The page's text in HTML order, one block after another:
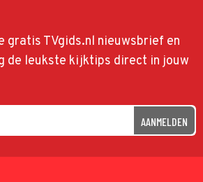
gratis TVgids.nl nieuwsbrief en
de leukste kijktips direct in jouw
AANMELDEN